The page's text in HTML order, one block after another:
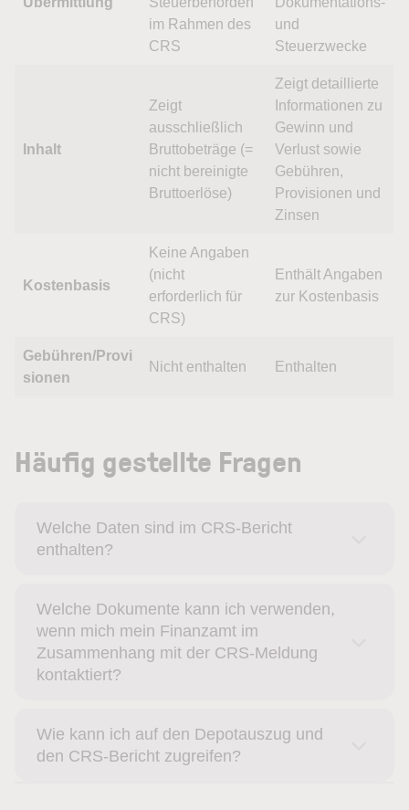
im Rahmen des
CRS
und
Steuerzwecke
Inhalt
Zeigt
ausschließlich
Bruttobeträge (=
nicht bereinigte
Bruttoerlöse)
Zeigt detaillierte
Informationen zu
Gewinn und
Verlust sowie
Gebühren,
Provisionen und
Zinsen
Kostenbasis
Keine Angaben
(nicht
erforderlich für
CRS)
Enthält Angaben
zur Kostenbasis
Gebühren/Provi
sionen
Nicht enthalten Enthalten
Häufig gestellte Fragen
Welche Daten sind im CRS-Bericht
enthalten?
Welche Dokumente kann ich verwenden,
wenn mich mein Finanzamt im
Zusammenhang mit der CRS-Meldung
kontaktiert?
Wie kann ich auf den Depotauszug und
den CRS-Bericht zugreifen?